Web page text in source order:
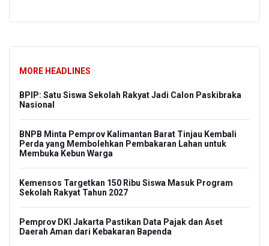
MORE HEADLINES
BPIP: Satu Siswa Sekolah Rakyat Jadi Calon Paskibraka
Nasional
BNPB Minta Pemprov Kalimantan Barat Tinjau Kembali
Perda yang Membolehkan Pembakaran Lahan untuk
Membuka Kebun Warga
Kemensos Targetkan 150 Ribu Siswa Masuk Program
Sekolah Rakyat Tahun 2027
Pemprov DKI Jakarta Pastikan Data Pajak dan Aset
Daerah Aman dari Kebakaran Bapenda